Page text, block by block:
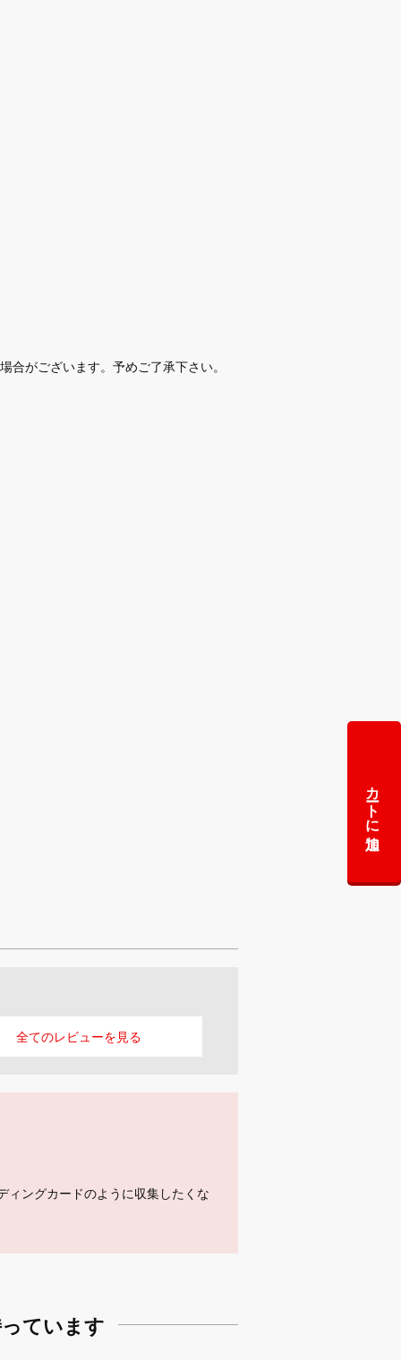
カートに追加
がございます。予めご了承下さい。
全てのレビューを見る
ィングカードのように収集したくな
ています